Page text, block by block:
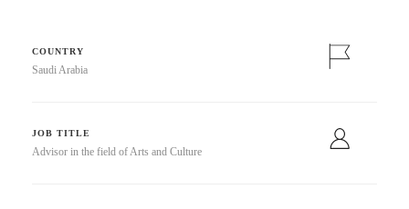
COUNTRY
Saudi Arabia
JOB TITLE
Advisor in the field of Arts and Culture